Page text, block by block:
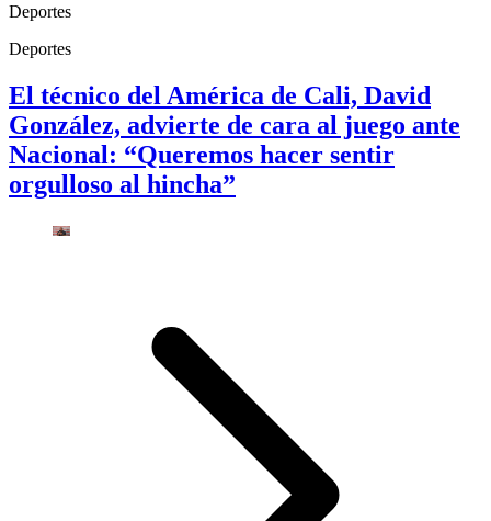
Deportes
Deportes
El técnico del América de Cali, David
González, advierte de cara al juego ante
Nacional: “Queremos hacer sentir
orgulloso al hincha”